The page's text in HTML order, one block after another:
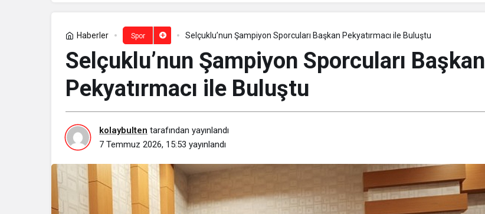
Haberler Spor Selçuklu’nun Şampiyon Sporcuları Başkan Pekyatırmacı ile Buluştu
Selçuklu’nun Şampiyon Sporcuları Başkan
Pekyatırmacı ile Buluştu
kolaybulten tarafından yayınlandı
7 Temmuz 2026, 15:53 yayınlandı